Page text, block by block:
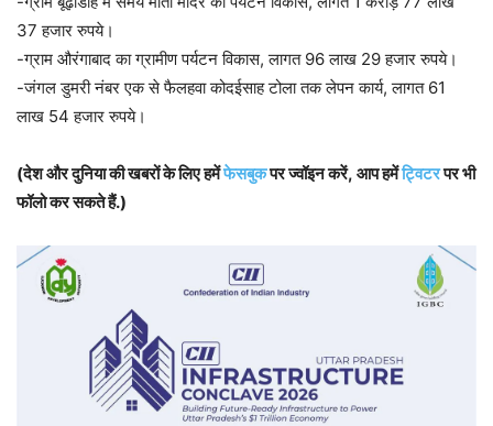
37 हजार रुपये।
-ग्राम औरंगाबाद का ग्रामीण पर्यटन विकास, लागत 96 लाख 29 हजार रुपये।
-जंगल डुमरी नंबर एक से फैलहवा कोदईसाह टोला तक लेपन कार्य, लागत 61
लाख 54 हजार रुपये।
(देश और दुनिया की खबरों के लिए हमेंफेसबुकपर ज्वॉइन करें, आप हमेंट्विटरपर भी
फॉलो कर सकते हैं.)